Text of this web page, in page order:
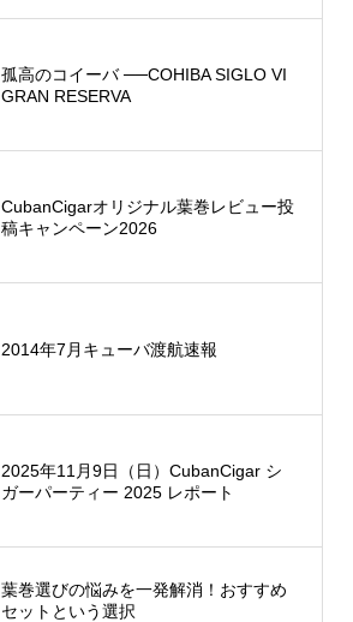
孤高のコイーバ ──COHIBA SIGLO VI
GRAN RESERVA
CubanCigarオリジナル葉巻レビュー投
稿キャンペーン2026
2014年7月キューバ渡航速報
2025年11月9日（日）CubanCigar シ
ガーパーティー 2025 レポート
葉巻選びの悩みを一発解消！おすすめ
セットという選択